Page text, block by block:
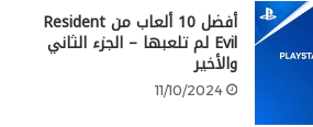
تتميز النسخة الجديدة بالعديد من
والظلال للحصول على مشاهد
تحتوي الشخصيات على مزيد من
تفاصيل الوجه التي تبرز كل مسام
أو جروح، كما أصبحت رسوم الوجه
أفضل 10 ألعاب من Resident
Evil لم تلعبها – الجزء الثاني
والأخير
11/10/2024